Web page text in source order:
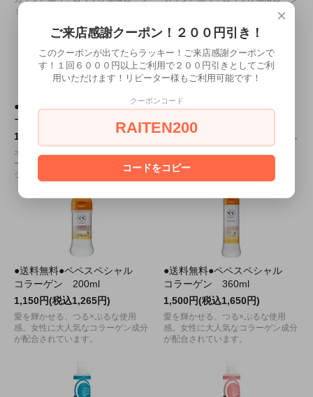
ョン登場！
●送料無料●ライドジャパンロ
ーション 400ml
1,625円(税込1,788円)
オナホールメーカーによる、オナホ
ールの為の専用ローション「ライド
ジャパンローション」
●送料無料●URARA 400ml
1,195円(税込1,315円)
気持ち良さを変える国産高品質ロー
●送料無料●ペペスペシャル
コラーゲン 200ml
1,150円(税込1,265円)
愛を輝かせる、つる×ぷるな使用
感。女性に大人気なコラーゲン成分
が配合されています。
●送料無料●ペペスペシャル
コラーゲン 360ml
1,500円(税込1,650円)
愛を輝かせる、つる×ぷるな使用
感。女性に大人気なコラーゲン成分
が配合されています。
×
ご来店感謝クーポン！２００円引き！
このクーポンが出てたらラッキー！ご来店感謝クーポンで
す！１回６０００円以上ご利用で２００円引きとしてご利
用いただけます！リピーター様もご利用可能です！
クーポンコード
RAITEN200
コードをコピー